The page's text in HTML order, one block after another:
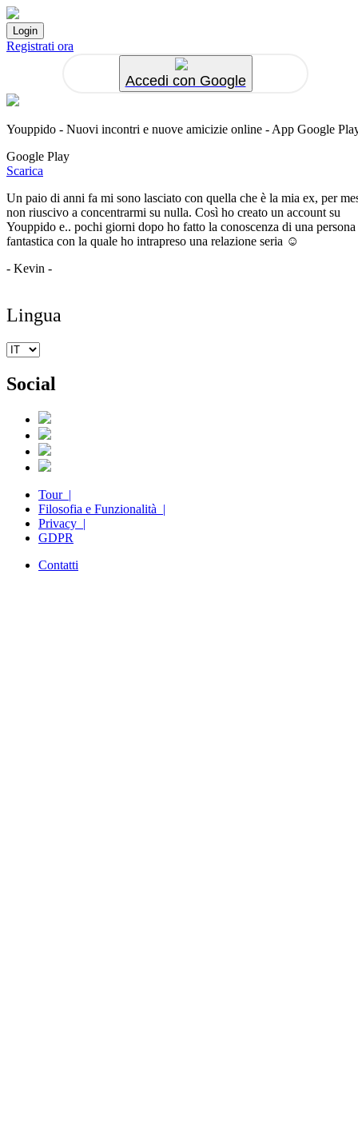
Registrati ora
Accedi con Google
Youppido - Nuovi incontri e nuove amicizie online - App Google
Google Play
Scarica
Un paio di anni fa mi sono lasciato con quella che è la mia ex, per
non riuscivo a concentrarmi su nulla. Così ho creato un account su
Youppido e.. pochi giorni dopo ho fatto la conoscenza di una persona
fantastica con la quale ho intrapreso una relazione seria ☺️
- Kevin -
Lingua
Social
Tour |
Filosofia e Funzionalità |
Privacy |
GDPR
Contatti